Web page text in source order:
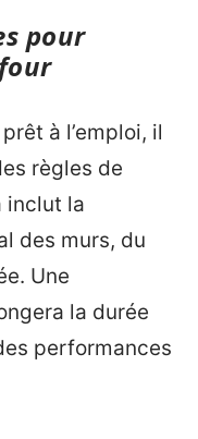
pour
à l’emploi, il
règles de
inclut la
des murs, du
Une
la durée
performances